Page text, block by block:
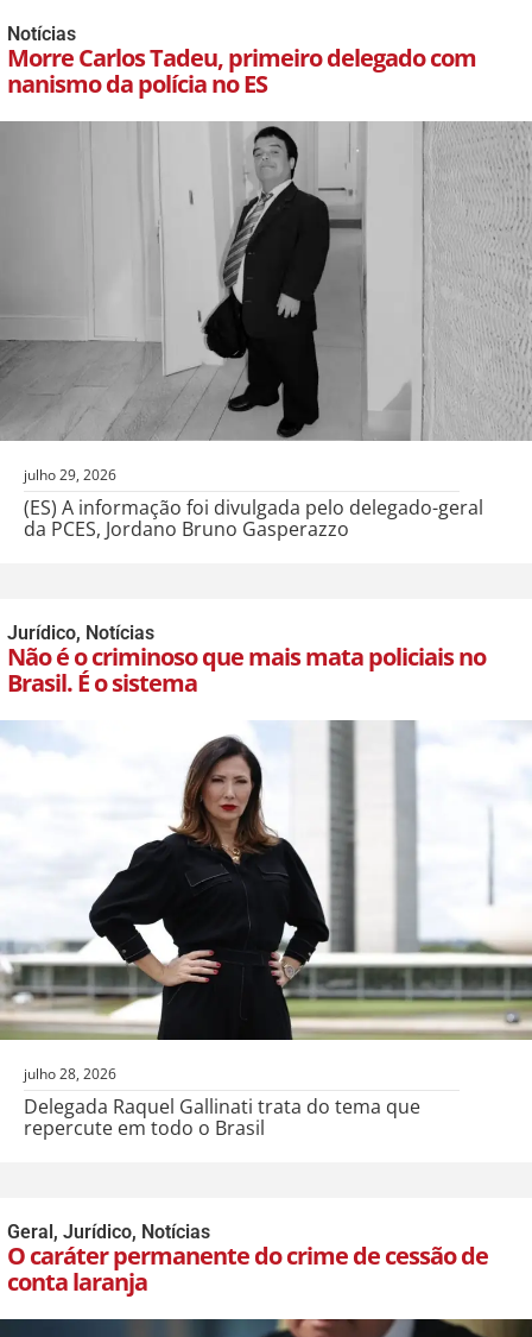
Notícias
Morre Carlos Tadeu, primeiro delegado com
nanismo da polícia no ES
julho 29, 2026
(ES) A informação foi divulgada pelo delegado-geral
da PCES, Jordano Bruno Gasperazzo
Jurídico, Notícias
Não é o criminoso que mais mata policiais no
Brasil. É o sistema
julho 28, 2026
Delegada Raquel Gallinati trata do tema que
repercute em todo o Brasil
Geral, Jurídico, Notícias
O caráter permanente do crime de cessão de
conta laranja